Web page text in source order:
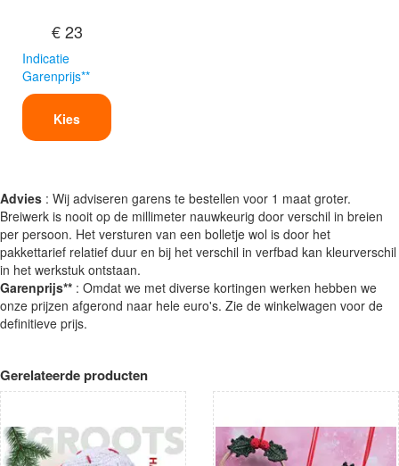
€ 23
Indicatie
Garenprijs**
Kies
Advies : Wij adviseren garens te bestellen voor 1 maat groter.
Breiwerk is nooit op de millimeter nauwkeurig door verschil in breien
per persoon. Het versturen van een bolletje wol is door het
pakkettarief relatief duur en bij het verschil in verfbad kan kleurverschil
in het werkstuk ontstaan.
Garenprijs** : Omdat we met diverse kortingen werken hebben we
onze prijzen afgerond naar hele euro's. Zie de winkelwagen voor de
definitieve prijs.
Gerelateerde producten